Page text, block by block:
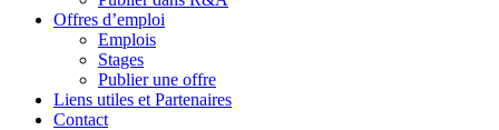
Offres d’emploi
Emplois
Stages
Publier une offre
Liens utiles et Partenaires
Contact